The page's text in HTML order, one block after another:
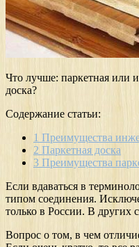
Что лучше: паркетная или
доска?
Содержание статьи:
1 Преимущества
2 Паркетная доска
3 Преимущества
Если вдаваться в
типом соединения.
только в России. В других
Вопрос о том, в чем